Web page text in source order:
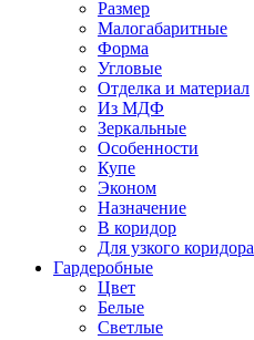
Размер
Малогабаритные
Форма
Угловые
Отделка и материал
Из МДФ
Зеркальные
Особенности
Купе
Эконом
Назначение
В коридор
Для узкого коридора
Гардеробные
Цвет
Белые
Светлые